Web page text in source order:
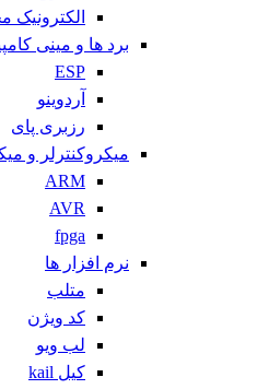
الکترونیک
برد ها و مینی
ESP
آردوینو
رزبری پای
میکروکنترلر و
ARM
AVR
fpga
نرم افزار ها
متلب
کد ویژن
لب ویو
کیل kail